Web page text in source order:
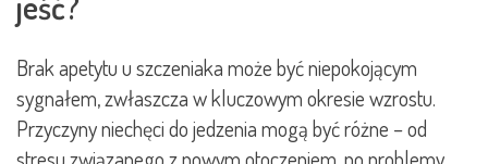
Brak apetytu u szczeniaka może być niepokojącym
sygnałem, zwłaszcza w kluczowym okresie wzrostu.
Przyczyny niechęci do jedzenia mogą być różne – od